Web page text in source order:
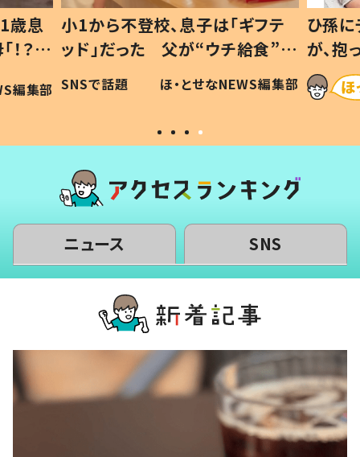
歳息
？」
編集部
小1から不登校、息子は「ギフテ
ッド」だった 父が“ウチ給食”を
作り続ける理由とは #令和の親
#令和の子
SNSで話題 ほ・とせなNEWS編集部
ひ孫
が、
「涙が
い」
ニュース SNS